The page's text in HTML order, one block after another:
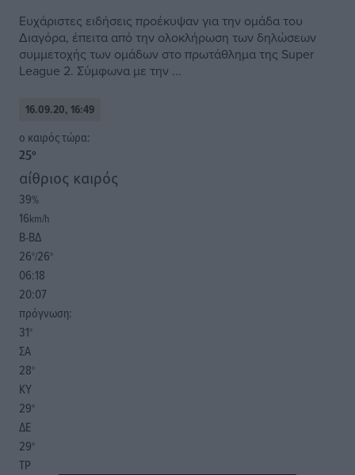
Ευχάριστες ειδήσεις προέκυψαν για την ομάδα του
Διαγόρα, έπειτα από την ολοκλήρωση των δηλώσεων
συμμετοχής των ομάδων στο πρωτάθλημα της Super
League 2. Σύμφωνα με την ...
16.09.20, 16:49
o καιρός τώρα:
25°
αίθριος καιρός
39%
16km/h
Β-ΒΔ
26°/26°
06:18
20:07
πρόγνωση:
31°
ΣΑ
28°
ΚΥ
29°
ΔΕ
29°
ΤΡ